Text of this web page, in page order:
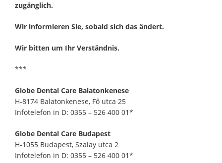
zugänglich.
Wir informieren Sie, sobald sich das ändert.
Wir bitten um Ihr Verständnis.
***
Globe Dental Care Balatonkenese
H-8174 Balatonkenese, Fő utca 25
Infotelefon in D: 0355 – 526 400 01*
Globe Dental Care Budapest
H-1055 Budapest, Szalay utca 2
Infotelefon in D: 0355 – 526 400 01*